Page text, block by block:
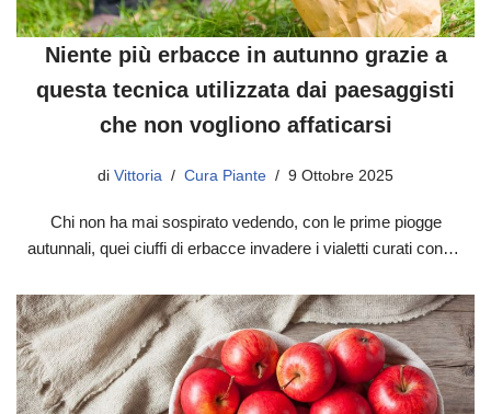
Niente più erbacce in autunno grazie a
questa tecnica utilizzata dai paesaggisti
che non vogliono affaticarsi
di Vittoria Cura Piante 9 Ottobre 2025
Chi non ha mai sospirato vedendo, con le prime piogge
autunnali, quei ciuffi di erbacce invadere i vialetti curati con…